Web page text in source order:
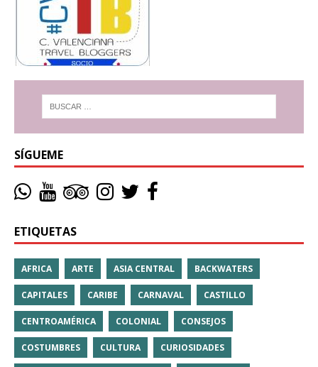
SÍGUEME
ETIQUETAS
AFRICA ARTE ASIA CENTRAL BACKWATERS
CAPITALES CARIBE CARNAVAL CASTILLO
CENTROAMÉRICA COLONIAL CONSEJOS
COSTUMBRES CULTURA CURIOSIDADES